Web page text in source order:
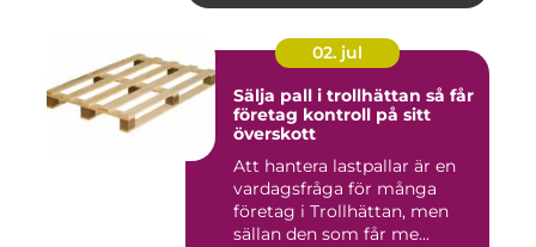
02. jul
Sälja pall i trollhättan så får
företag kontroll på sitt
överskott
Att hantera lastpallar är en
vardagsfråga för många
företag i Trollhättan, men
sällan den som får me...